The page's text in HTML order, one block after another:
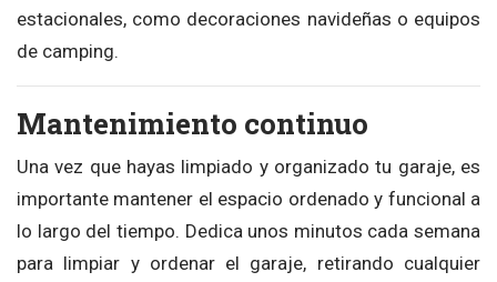
estacionales, como decoraciones navideñas o equipos
de camping.
Mantenimiento continuo
Una vez que hayas limpiado y organizado tu garaje, es
importante mantener el espacio ordenado y funcional a
lo largo del tiempo. Dedica unos minutos cada semana
para limpiar y ordenar el garaje, retirando cualquier